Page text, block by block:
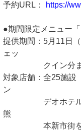
予約URL：
https://
●期間限定メニュー
提供期間：5月11日
ェッ
クイン分ま
対象店舗：全25施設
ン
デオホテルズ長
熊
本新市街を